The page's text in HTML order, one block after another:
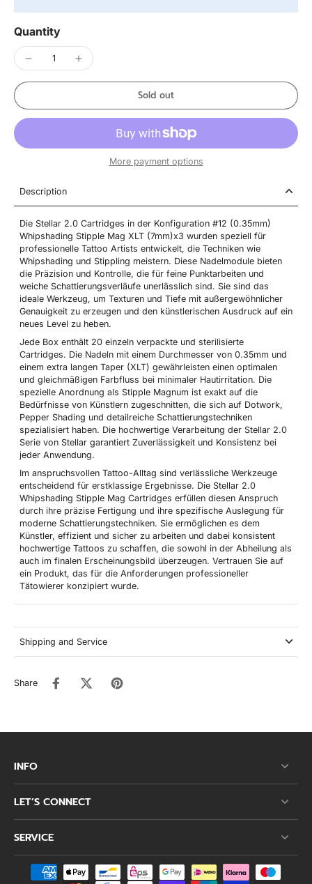
Quantity
Sold out
More payment options
Description
Die Stellar 2.0 Cartridges in der Konfiguration #12 (0.35mm)
Whipshading Stipple Mag XLT (7mm)x3 wurden speziell für
professionelle Tattoo Artists entwickelt, die Techniken wie
Whipshading und Stippling meistern. Diese Nadelmodule bieten
die Präzision und Kontrolle, die für feine Punktarbeiten und
weiche Schattierungsverläufe unerlässlich sind. Sie sind das
ideale Werkzeug, um Texturen und Tiefe mit außergewöhnlicher
Genauigkeit zu erzeugen und den künstlerischen Ausdruck auf ein
neues Level zu heben.
Jede Box enthält 20 einzeln verpackte und sterilisierte
Cartridges. Die Nadeln mit einem Durchmesser von 0.35mm und
einem extra langen Taper (XLT) gewährleisten einen optimalen
und gleichmäßigen Farbfluss bei minimaler Hautirritation. Die
spezielle Anordnung als Stipple Magnum ist exakt auf die
Bedürfnisse von Künstlern zugeschnitten, die sich auf Dotwork,
Pepper Shading und detailreiche Schattierungstechniken
spezialisiert haben. Die hochwertige Verarbeitung der Stellar 2.0
Serie von Stellar garantiert Zuverlässigkeit und Konsistenz bei
jeder Anwendung.
Im anspruchsvollen Tattoo-Alltag sind verlässliche Werkzeuge
entscheidend für erstklassige Ergebnisse. Die Stellar 2.0
Whipshading Stipple Mag Cartridges erfüllen diesen Anspruch
durch ihre präzise Fertigung und ihre spezifische Auslegung für
moderne Schattierungstechniken. Sie ermöglichen es dem
Künstler, effizient und sicher zu arbeiten und dabei konsistent
hochwertige Tattoos zu schaffen, die sowohl in der Abheilung als
auch im finalen Erscheinungsbild überzeugen. Vertrauen Sie auf
ein Produkt, das für die Anforderungen professioneller
Tätowierer konzipiert wurde.
Shipping and Service
Share
INFO
LET’S CONNECT
SERVICE